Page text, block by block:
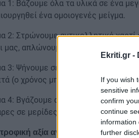
Ekriti.gr -
If you wish
sensitive
confirm
continue
information
further
1: Βάζουμε όλα τα υλικά σε ένα
ένα ομοιογενές μείγμα.
2: Στρώνουμε αντικολλητικό
μας, απλώνουμε το μείγμα για τις
3: Ψήνουμε σε προθερμασμένο
(ο χρόνος μπορεί να είναι
4: Βγάζουμε από τον φούρνο,
σε μερίδες.
αξία ανά μπάρα